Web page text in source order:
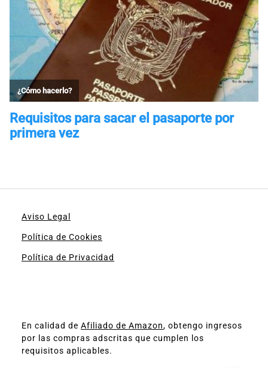
Aviso Legal
Política de Cookies
Política de Privacidad
En calidad de Afiliado de Amazon, obtengo ingresos
por las compras adscritas que cumplen los
requisitos aplicables.